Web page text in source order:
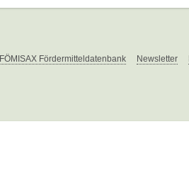
FÖMISAX Fördermitteldatenbank Newsletter